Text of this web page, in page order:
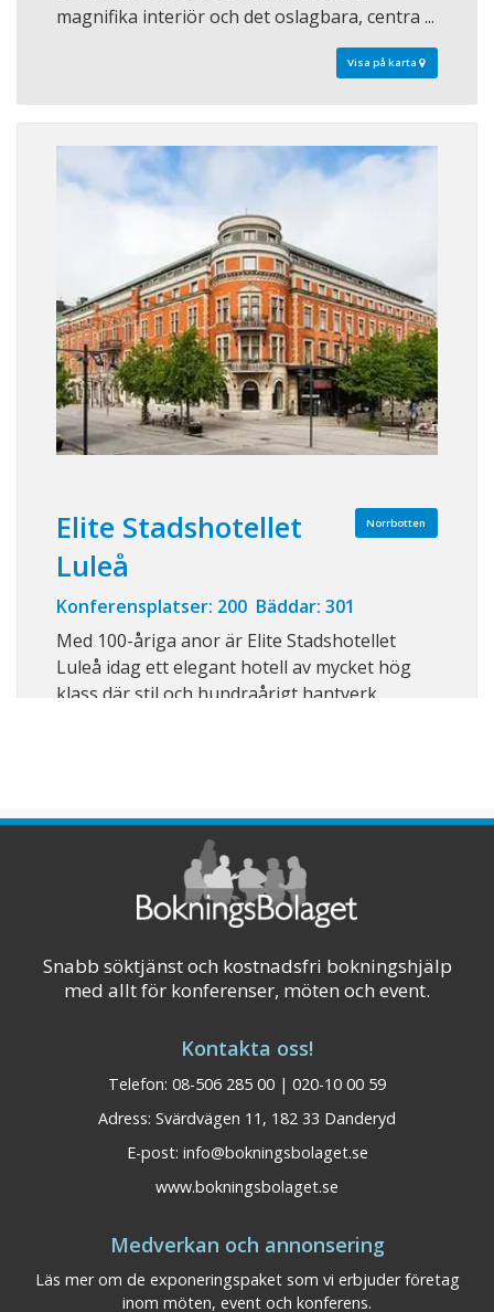
magnifika interiör och det oslagbara, centra ...
Visa på karta
Norrbotten
Elite Stadshotellet
Luleå
Konferensplatser: 200 Bäddar: 301
Med 100-åriga anor är Elite Stadshotellet
Luleå idag ett elegant hotell av mycket hög
klass där stil och hundraårigt hantverk
ha ...
Snabb söktjänst och kostnadsfri bokningshjälp
med allt för konferenser, möten och event.
Kontakta oss!
Telefon: 08-506 285 00 | 020-10 00 59
Adress: Svärdvägen 11, 182 33 Danderyd
E-post: info@bokningsbolaget.se
www.bokningsbolaget.se
Medverkan och annonsering
Läs mer om de exponeringspaket som vi erbjuder företag
inom möten, event och konferens.